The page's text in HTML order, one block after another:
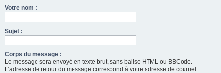
Votre nom :
Sujet :
Corps du message :
Le message sera envoyé en texte brut, sans balise HTML ou BBCode.
L’adresse de retour du message correspond à votre adresse de courriel.